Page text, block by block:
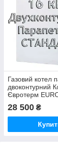
Газовий котел
двоконтурний
Євротерм
16 TBY B
СТАНДАРТ
28 500 ₴